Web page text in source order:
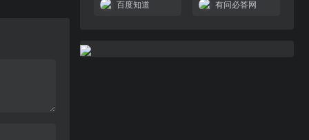
百度知道 有问必答网